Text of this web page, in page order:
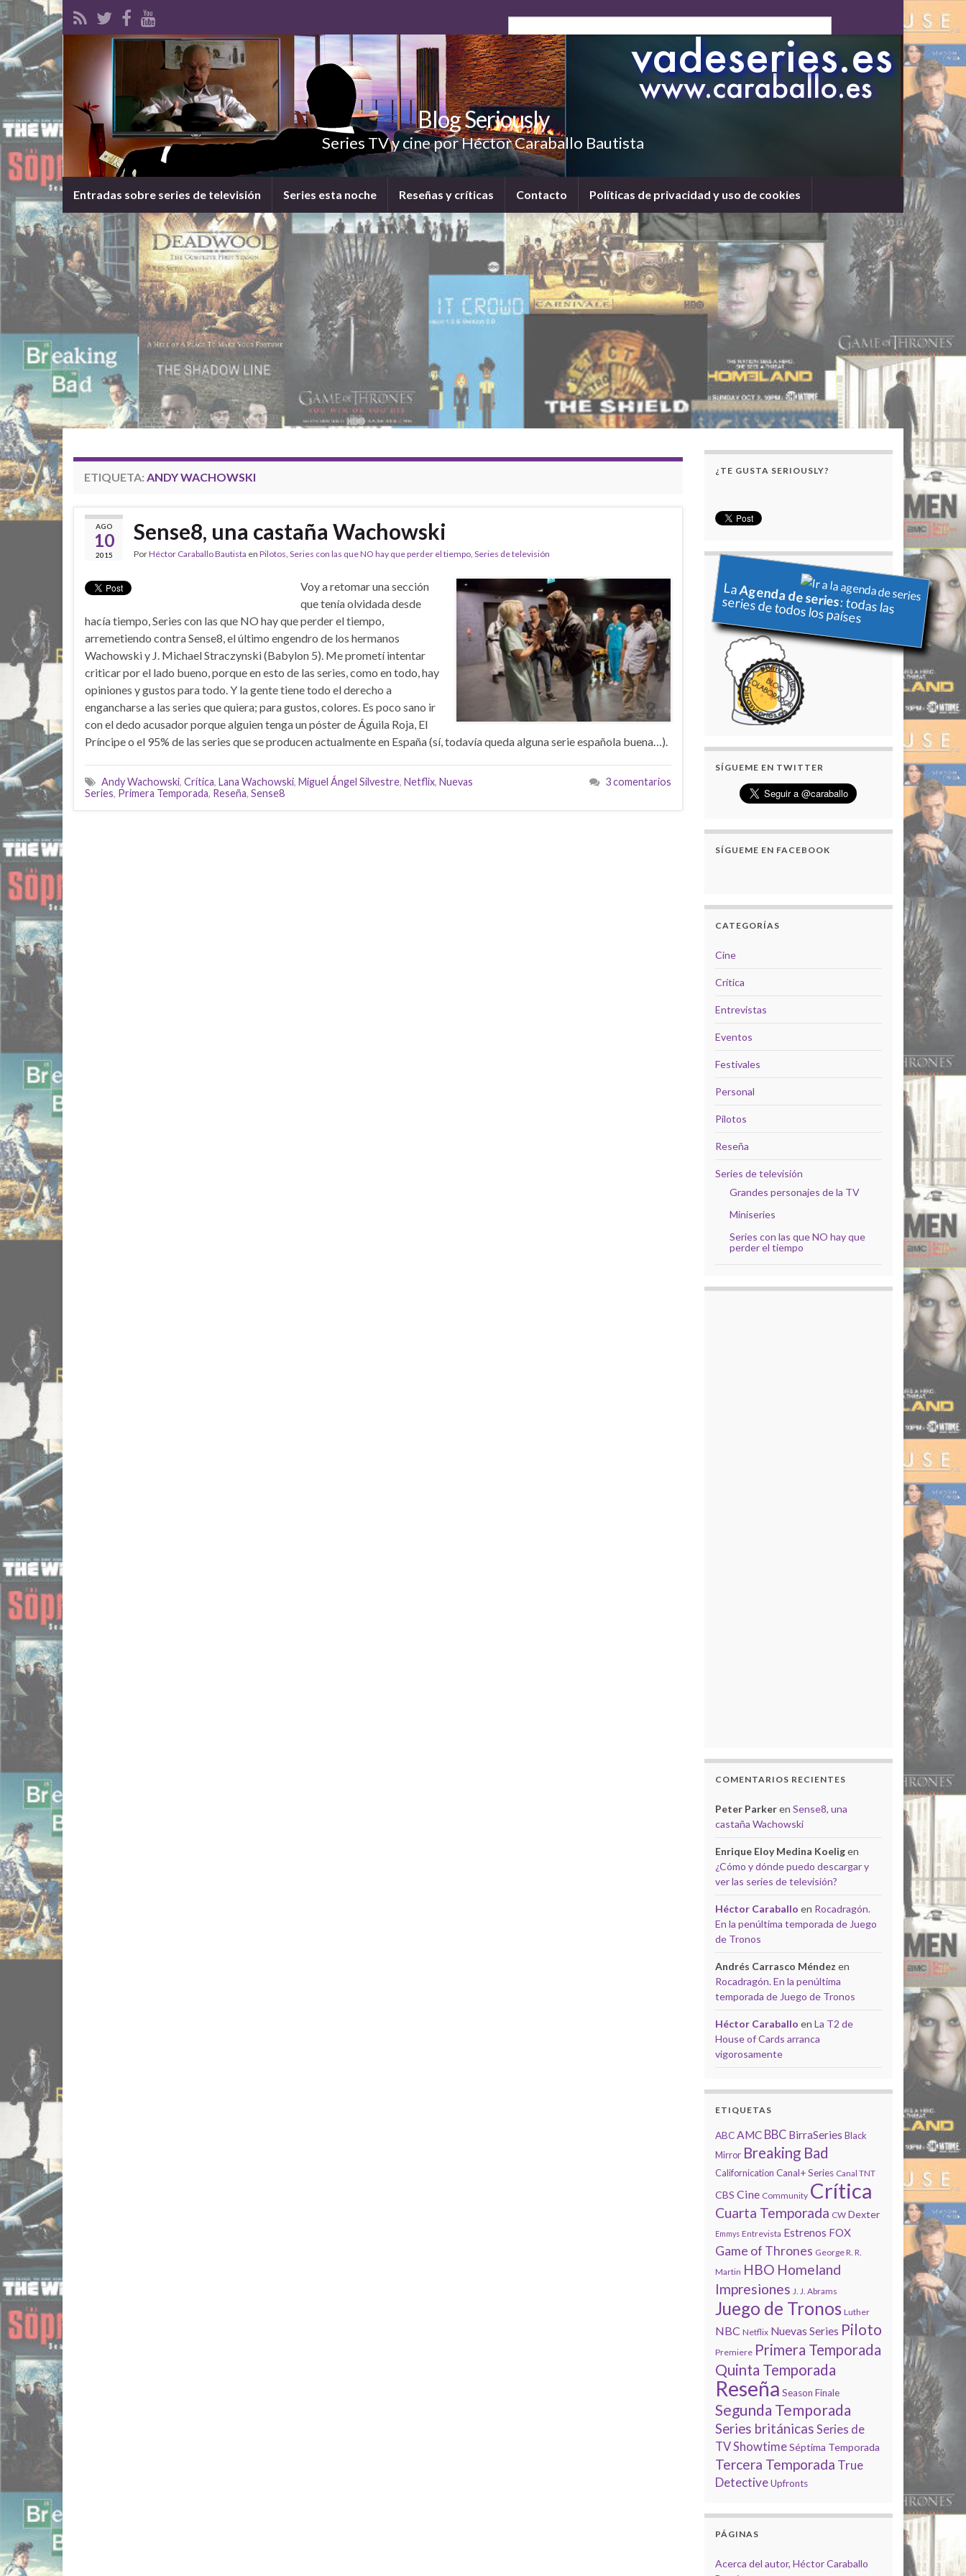
Blog Seriously
Series TV y cine por Héctor Caraballo Bautista
Entradas sobre series de televisión Series esta noche Reseñas y críticas Contacto Políticas de privacidad y uso de cookies
ETIQUETA: ANDY WACHOWSKI
AGO
10
2015
Sense8, una castaña Wachowski
PorHéctor Caraballo Bautista en Pilotos, Series con las que NO hay que perder el tiempo, Series de televisión
Voy a retomar una sección
que tenía olvidada desde
hacía tiempo, Series con las que NO hay que perder el tiempo,
arremetiendo contra Sense8, el último engendro de los hermanos
Wachowski y J. Michael Straczynski (Babylon 5). Me prometí intentar
criticar por el lado bueno, porque en esto de las series, como en todo, hay
opiniones y gustos para todo. Y la gente tiene todo el derecho a
engancharse a las series que quiera; para gustos, colores. Es poco sano ir
con el dedo acusador porque alguien tenga un póster de Águila Roja, El
Príncipe o el 95% de las series que se producen actualmente en España (sí, todavía queda alguna serie española buena…).
Andy Wachowski, Crítica, Lana Wachowski, Miguel Ángel Silvestre, Netflix, Nuevas
Series, Primera Temporada, Reseña, Sense8
3 comentarios
¿TE GUSTA SERIOUSLY?
LaAgenda de series: todas las
series de todos los países
SÍGUEME EN TWITTER
SÍGUEME EN FACEBOOK
CATEGORÍAS
Cine
Crítica
Entrevistas
Eventos
Festivales
Personal
Pilotos
Reseña
Series de televisión
Grandes personajes de la TV
Miniseries
Series con las que NO hay que
perder el tiempo
COMENTARIOS RECIENTES
Peter Parkeren Sense8, una
castaña Wachowski
Enrique Eloy Medina Koeligen
¿Cómo y dónde puedo descargar y
ver las series de televisión?
Héctor Caraballo en Rocadragón.
En la penúltima temporada de Juego
de Tronos
Andrés Carrasco Méndez en
Rocadragón. En la penúltima
temporada de Juego de Tronos
Héctor Caraballo en La T2 de
House of Cards arranca
vigorosamente
ETIQUETAS
ABC AMC BBC BirraSeries Black
Mirror Breaking Bad
Californication Canal+ Series Canal TNT
CBS Cine Community Crítica
Cuarta Temporada CW Dexter
Emmys Entrevista Estrenos FOX
Game of Thrones George R. R.
Martin HBO Homeland
Impresiones J. J. Abrams
Juego de Tronos Luther
NBC Netflix Nuevas Series Piloto
Premiere Primera Temporada
Quinta Temporada
Reseña Season Finale
Segunda Temporada
Series británicas Series de
TVShowtime Séptima Temporada
Tercera Temporada True
Detective Upfronts
PÁGINAS
Acerca del autor, Héctor Caraballo